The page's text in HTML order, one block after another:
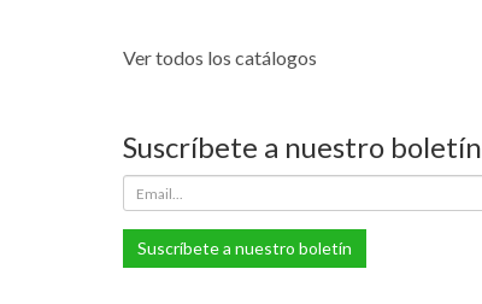
Ver todos los catálogos
Suscríbete a nuestro boletín
Suscríbete a nuestro boletín